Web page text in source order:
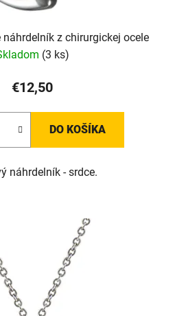
náhrdelník z chirurgickej ocele
(3 ks)
€12,50
DO KOŠÍKA
náhrdelník - srdce.